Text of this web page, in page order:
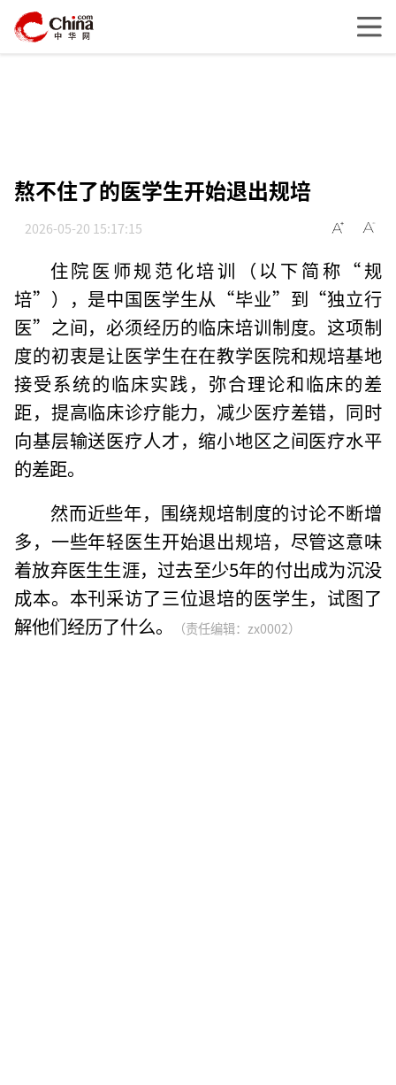
熬不住了的医学生开始退出规培
2026-05-20 15:17:15
住院医师规范化培训（以下简称“规
培”），是中国医学生从“毕业”到“独立行
医”之间，必须经历的临床培训制度。这项制
度的初衷是让医学生在在教学医院和规培基地
接受系统的临床实践，弥合理论和临床的差
距，提高临床诊疗能力，减少医疗差错，同时
向基层输送医疗人才，缩小地区之间医疗水平
的差距。
然而近些年，围绕规培制度的讨论不断增
多，一些年轻医生开始退出规培，尽管这意味
着放弃医生生涯，过去至少5年的付出成为沉没
成本。本刊采访了三位退培的医学生，试图了
解他们经历了什么。
（责任编辑：zx0002）